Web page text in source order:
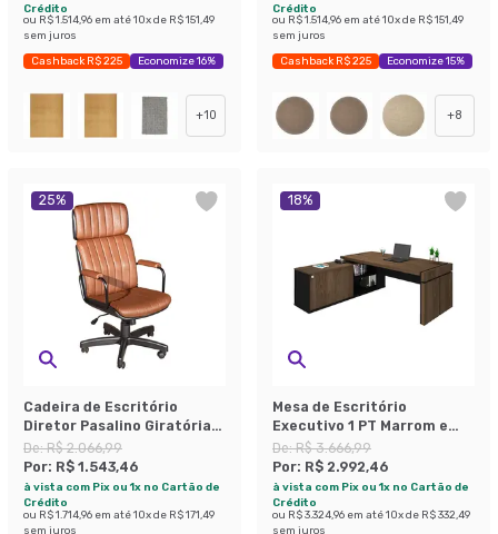
Crédito
ou R$ 1.514,96 em até10x de R$ 151,49
sem juros
Cashback R$ 225 Economize 16%
+10
Crédito
ou R$ 1.514,96 em até10x de R$ 151,49
sem juros
Cashback R$ 225 Economize 15%
+8
25%
Cadeira de Escritório
Diretor Pasalino Giratória
Caramelo
De:R$ 2.066,99
Por: R$ 1.543,46
à vista com Pix ou 1x no Cartão de
Crédito
ou R$ 1.714,96 em até10x de R$ 171,49
sem juros
18%
Mesa de Escritório
Executivo 1 PT Marrom e
Preta
De:R$ 3.666,99
Por: R$ 2.992,46
à vista com Pix ou 1x no Cartão de
Crédito
ou R$ 3.324,96 em até10x de R$ 332,49
sem juros